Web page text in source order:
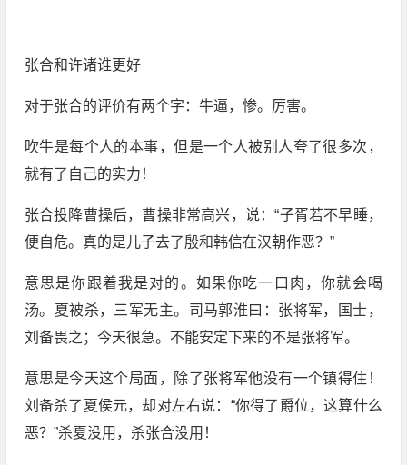
张合和许诸谁更好
对于张合的评价有两个字：牛逼，惨。厉害。
吹牛是每个人的本事，但是一个人被别人夸了很多次，
就有了自己的实力！
张合投降曹操后，曹操非常高兴，说：“子胥若不早睡，
便自危。真的是儿子去了殷和韩信在汉朝作恶？”
意思是你跟着我是对的。如果你吃一口肉，你就会喝
汤。夏被杀，三军无主。司马郭淮曰：张将军，国士，
刘备畏之；今天很急。不能安定下来的不是张将军。
意思是今天这个局面，除了张将军他没有一个镇得住！
刘备杀了夏侯元，却对左右说：“你得了爵位，这算什么
恶？”杀夏没用，杀张合没用！